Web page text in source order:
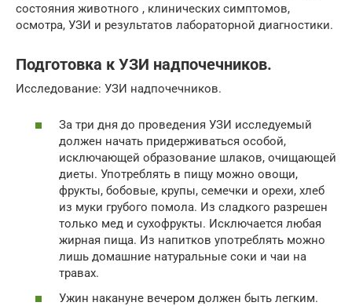
состояния животного , клинических симптомов,
осмотра, УЗИ и результатов лабораторной диагностики.
Подготовка к УЗИ надпочечников.
Исследование: УЗИ надпочечников.
За три дня до проведения УЗИ исследуемый
должен начать придерживаться особой,
исключающей образование шлаков, очищающей
диеты. Употреблять в пищу можно овощи,
фрукты, бобовые, крупы, семечки и орехи, хлеб
из муки грубого помола. Из сладкого разрешен
только мед и сухофрукты. Исключается любая
жирная пища. Из напитков употреблять можно
лишь домашние натуральные соки и чаи на
травах.
Ужин накануне вечером должен быть легким.